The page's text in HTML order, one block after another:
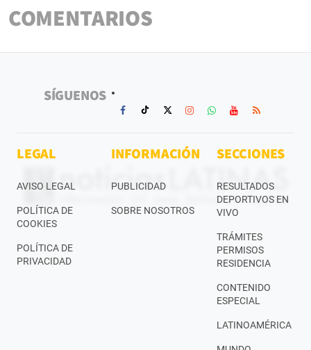
COMENTARIOS
SÍGUENOS
LEGAL
AVISO LEGAL
POLÍTICA DE
COOKIES
POLÍTICA DE
PRIVACIDAD
INFORMACIÓN
PUBLICIDAD
SOBRE NOSOTROS
SECCIONES
RESULTADOS
DEPORTIVOS EN
VIVO
TRÁMITES
PERMISOS
RESIDENCIA
CONTENIDO
ESPECIAL
LATINOAMÉRICA